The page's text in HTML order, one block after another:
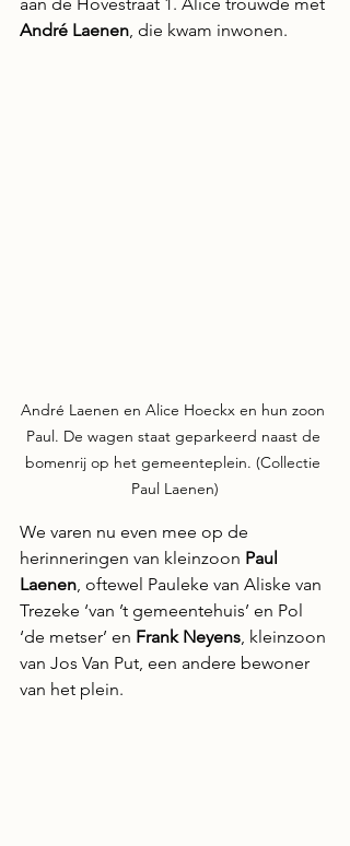
André Laenen , die kwam inwonen.
André Laenen en Alice Hoeckx en hun zoon
Paul. De wagen staat geparkeerd naast de
bomenrij op het gemeenteplein. (Collectie
Paul Laenen)
We varen nu even mee op de
herinneringen van kleinzoon Paul
Laenen, oftewel Pauleke van Aliske van
Trezeke ‘van ’t gemeentehuis’ en Pol
‘de metser’ en Frank Neyens, kleinzoon
van Jos Van Put, een andere bewoner
van het plein.